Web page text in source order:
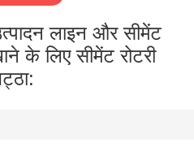
लाइन और सीमेंट
के लिए सीमेंट रोटरी